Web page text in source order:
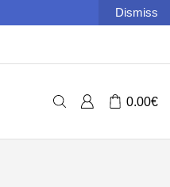
Dismiss
0.00€